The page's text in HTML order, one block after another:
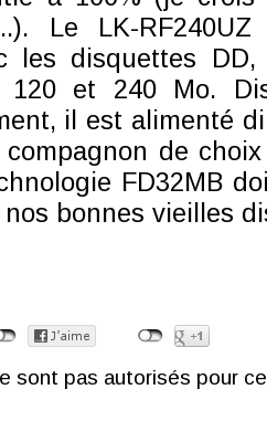
Le LK-
les disquettes
et 240 Mo.
il est alimenté
de
FD32MB
bonnes vieilles
sont pas autorisés pour